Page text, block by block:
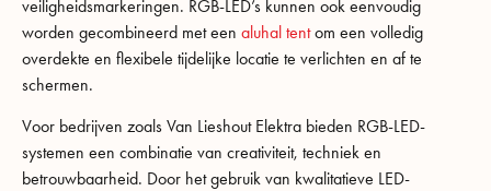
veiligheidsmarkeringen. RGB-LED’s kunnen ook eenvoudig
worden gecombineerd met een aluhal tentom een volledig
overdekte en flexibele tijdelijke locatie te verlichten en af te
schermen.
Voor bedrijven zoals Van Lieshout Elektra bieden RGB-LED-
systemen een combinatie van creativiteit, techniek en
betrouwbaarheid. Door het gebruik van kwalitatieve LED-